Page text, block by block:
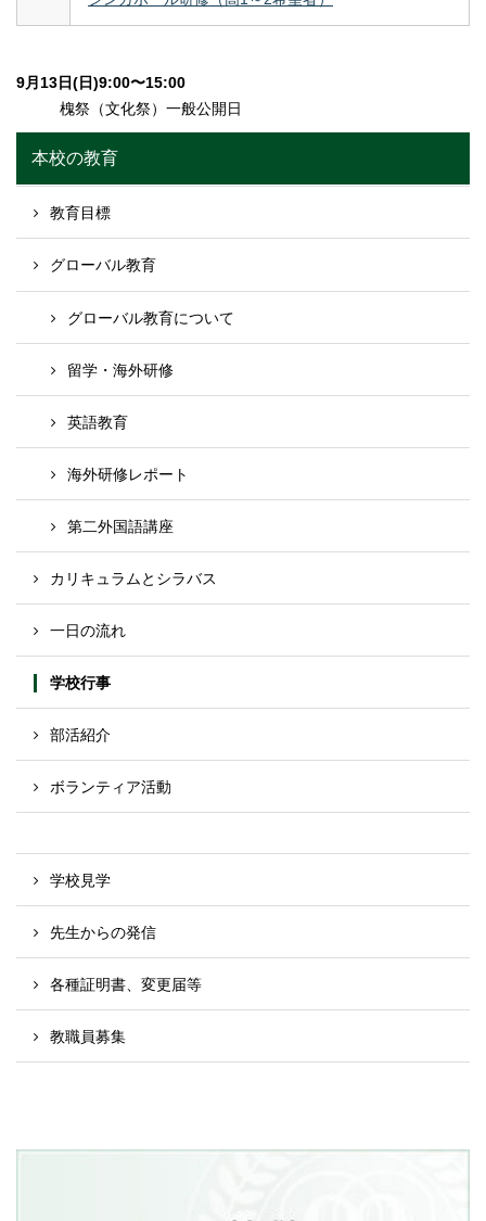
9月13日(日)9:00〜15:00
槐祭（文化祭）一般公開日
本校の教育
教育目標
グローバル教育
グローバル教育について
留学・海外研修
英語教育
海外研修レポート
第二外国語講座
カリキュラムとシラバス
一日の流れ
学校行事
部活紹介
ボランティア活動
学校見学
先生からの発信
各種証明書、変更届等
教職員募集